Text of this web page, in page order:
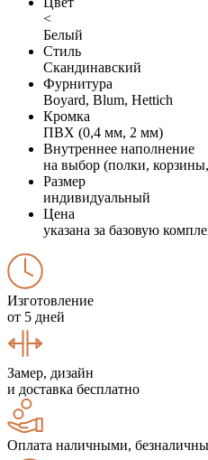
<
Белый
Стиль
Скандинавский
Фурнитура
Boyard, Blum, Hettich
Кромка
ПВХ (0,4 мм, 2 мм)
Внутреннее наполнение
на выбор (полки,
Размер
индивидуальный
Цена
указана за базовую
Изготовление
от 5 дней
Замер, дизайн
и доставка бесплатно
Оплата наличными,